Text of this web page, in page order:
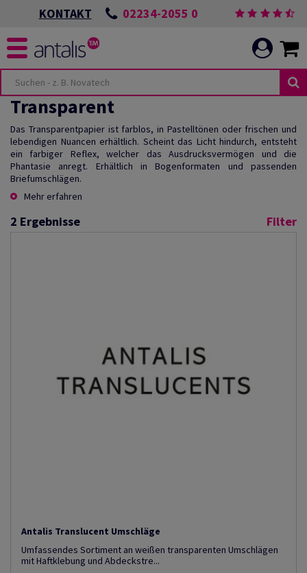
KONTAKT 02234-2055 0
Transparent
Das Transparentpapier ist farblos, in Pastelltönen oder frischen und
lebendigen Nuancen erhältlich. Scheint das Licht hindurch, entsteht
ein farbiger Reflex, welcher das Ausdrucksvermögen und die
Phantasie anregt. Erhältlich in Bogenformaten und passenden
Briefumschlägen.
Mehr erfahren
2 Ergebnisse Filter
Antalis Translucent Umschläge
Umfassendes Sortiment an weißen transparenten Umschlägen
mit Haftklebung und Abdeckstre...